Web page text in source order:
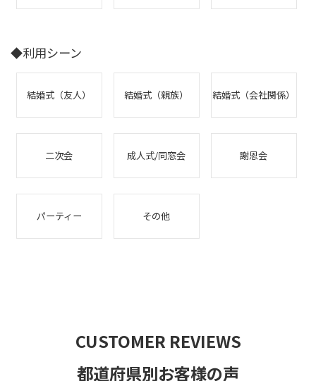
◆利用シーン
結婚式（友人） 結婚式（親族） 結婚式（会社関係）
二次会 成人式/同窓会 謝恩会
パーティー その他
CUSTOMER REVIEWS
都道府県別お客様の声